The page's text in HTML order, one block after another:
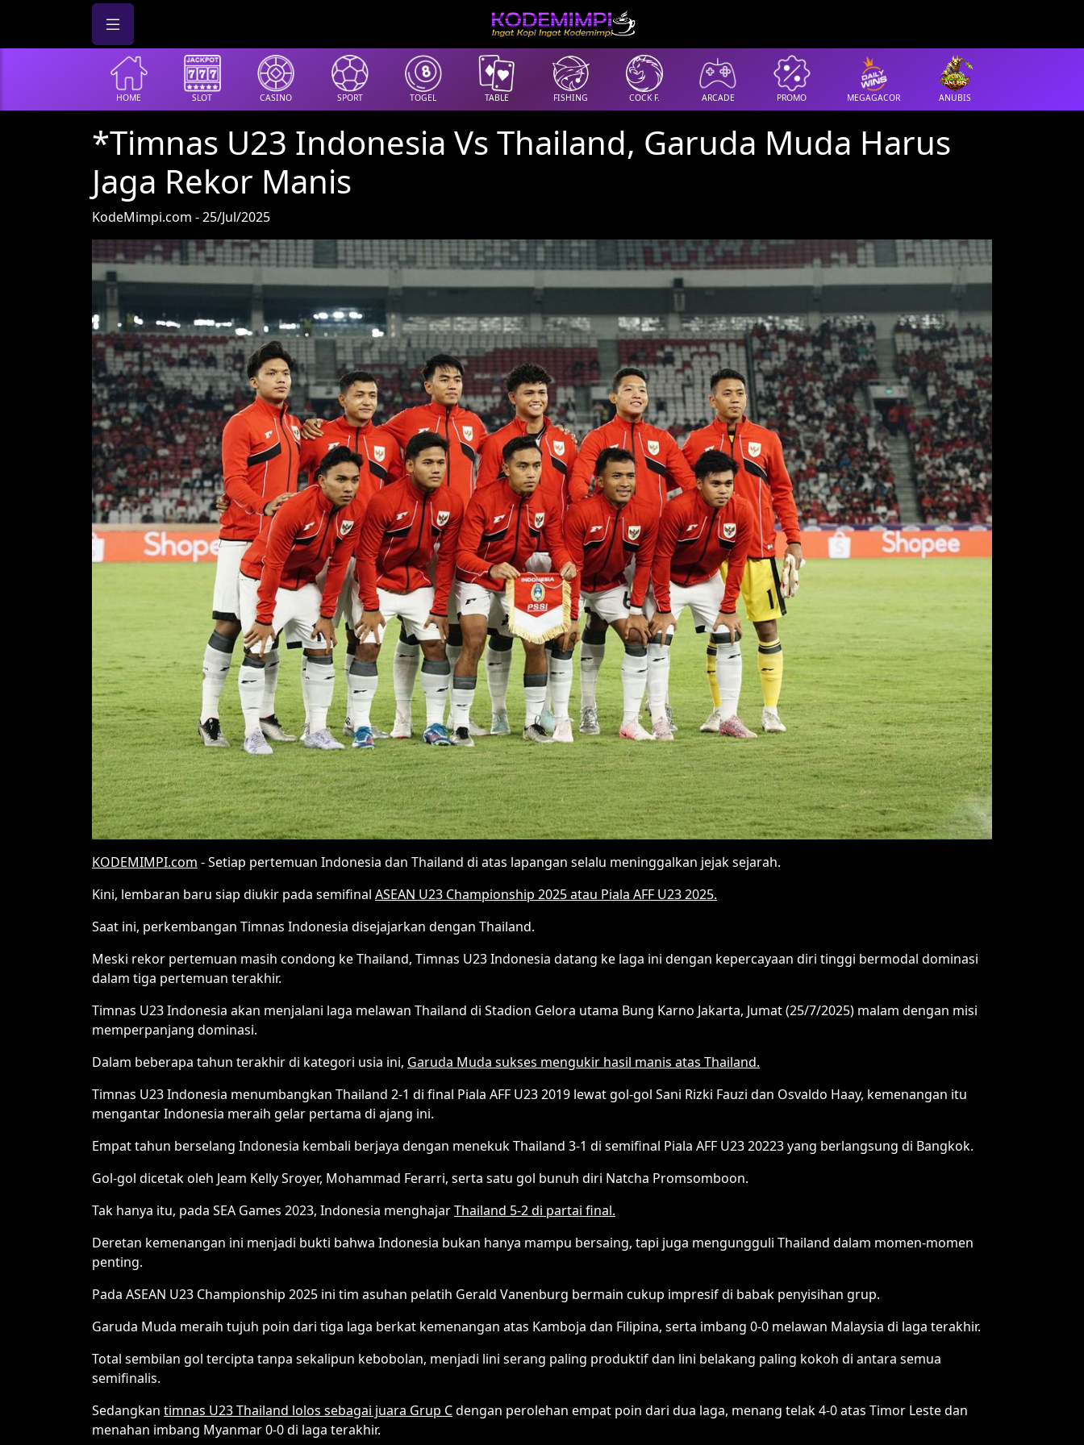
HOME SLOT CASINO SPORT TOGEL TABLE FISHING COCK F. ARCADE PROMO MEGAGACOR ANUBIS
*Timnas U23 Indonesia Vs Thailand, Garuda Muda Harus
Jaga Rekor Manis
KodeMimpi.com - 25/Jul/2025
KODEMIMPI.com - Setiap pertemuan Indonesia dan Thailand di atas lapangan selalu meninggalkan jejak sejarah.
Kini, lembaran baru siap diukir pada semifinal ASEAN U23 Championship 2025 atau Piala AFF U23 2025.
Saat ini, perkembangan Timnas Indonesia disejajarkan dengan Thailand.
Meski rekor pertemuan masih condong ke Thailand, Timnas U23 Indonesia datang ke laga ini dengan kepercayaan diri tinggi bermodal dominasi
dalam tiga pertemuan terakhir.
Timnas U23 Indonesia akan menjalani laga melawan Thailand di Stadion Gelora utama Bung Karno Jakarta, Jumat (25/7/2025) malam dengan misi
memperpanjang dominasi.
Dalam beberapa tahun terakhir di kategori usia ini, Garuda Muda sukses mengukir hasil manis atas Thailand.
Timnas U23 Indonesia menumbangkan Thailand 2-1 di final Piala AFF U23 2019 lewat gol-gol Sani Rizki Fauzi dan Osvaldo Haay, kemenangan itu
mengantar Indonesia meraih gelar pertama di ajang ini.
Empat tahun berselang Indonesia kembali berjaya dengan menekuk Thailand 3-1 di semifinal Piala AFF U23 20223 yang berlangsung di Bangkok.
Gol-gol dicetak oleh Jeam Kelly Sroyer, Mohammad Ferarri, serta satu gol bunuh diri Natcha Promsomboon.
Tak hanya itu, pada SEA Games 2023, Indonesia menghajarThailand 5-2 di partai final.
Deretan kemenangan ini menjadi bukti bahwa Indonesia bukan hanya mampu bersaing, tapi juga mengungguli Thailand dalam momen-momen
penting.
Pada ASEAN U23 Championship 2025 ini tim asuhan pelatih Gerald Vanenburg bermain cukup impresif di babak penyisihan grup.
Garuda Muda meraih tujuh poin dari tiga laga berkat kemenangan atas Kamboja dan Filipina, serta imbang 0-0 melawan Malaysia di laga terakhir.
Total sembilan gol tercipta tanpa sekalipun kebobolan, menjadi lini serang paling produktif dan lini belakang paling kokoh di antara semua
semifinalis.
Sedangkan timnas U23 Thailand lolos sebagai juara Grup Cdengan perolehan empat poin dari dua laga, menang telak 4-0 atas Timor Leste dan
menahan imbang Myanmar 0-0 di laga terakhir.